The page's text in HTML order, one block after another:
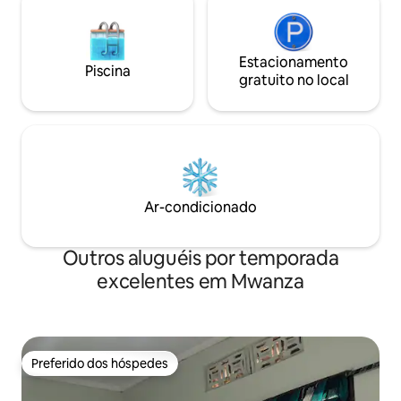
Piscina
Estacionamento
gratuito no local
Ar-condicionado
Outros aluguéis por temporada
excelentes em Mwanza
Preferido dos hóspedes
Preferido dos hóspedes